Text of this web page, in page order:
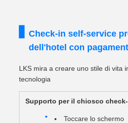
Check-in self-service
dell'hotel con
LKS mira a creare uno stile di vita
tecnologia
Supporto per il chiosco
Toccare lo schermo